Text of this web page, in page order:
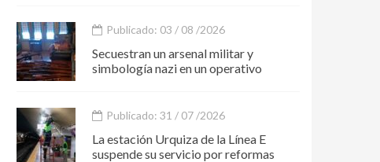
Publicado: 03 / 08 /2026
Secuestran un arsenal militar y
simbología nazi en un operativo
Publicado: 31 / 07 /2026
La estación Urquiza de la Línea E
suspende su servicio por reformas